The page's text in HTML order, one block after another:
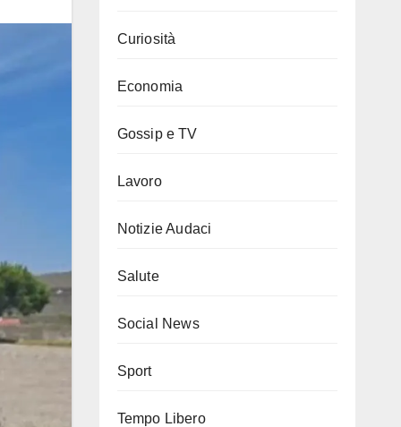
Curiosità
Economia
Gossip e TV
Lavoro
Notizie Audaci
Salute
Social News
Sport
Tempo Libero